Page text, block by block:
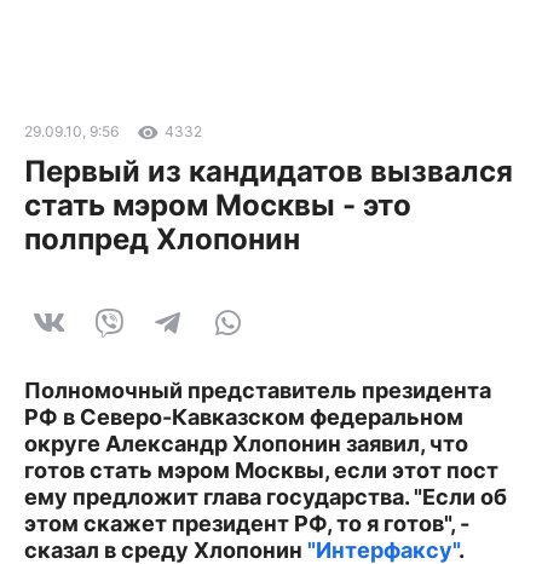
29.09.10, 9:56 4332
Первый из кандидатов вызвался
стать мэром Москвы - это
полпред Хлопонин
Полномочный представитель президента
РФ в Северо-Кавказском федеральном
округе Александр Хлопонин заявил, что
готов стать мэром Москвы, если этот пост
ему предложит глава государства. "Если об
этом скажет президент РФ, то я готов", -
сказал в среду Хлопонин "Интерфаксу".